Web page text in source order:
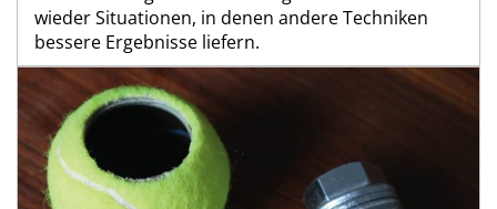
wieder Situationen, in denen andere Techniken
bessere Ergebnisse liefern.